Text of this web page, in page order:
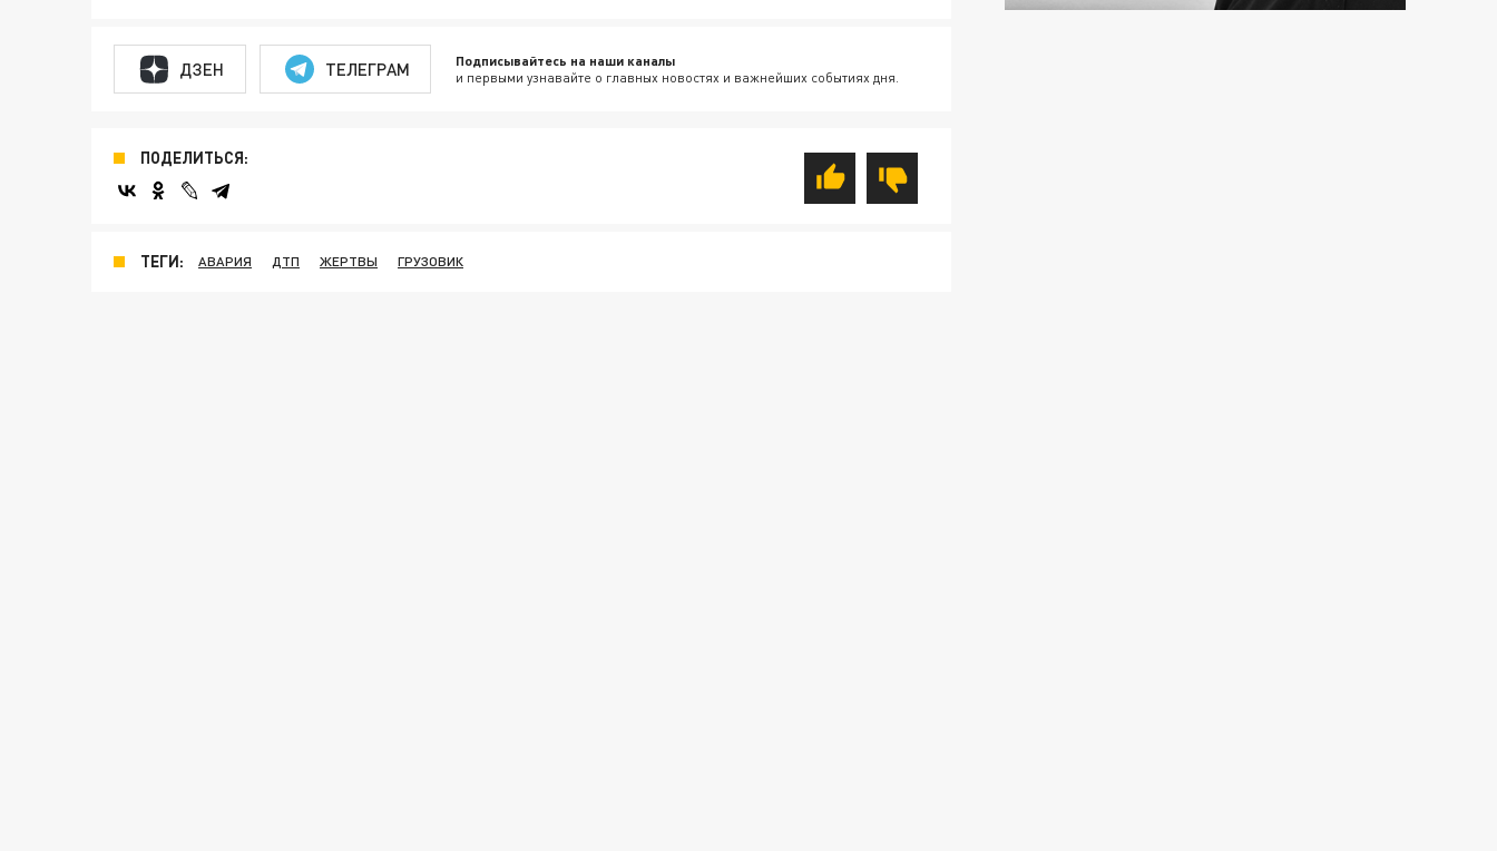
ДЗЕН ТЕЛЕГРАМ Подписывайтесь на наши каналы
и первыми узнавайте о главных новостях и важнейших событиях дня.
ПОДЕЛИТЬСЯ:
ТЕГИ: АВАРИЯ ДТП ЖЕРТВЫ ГРУЗОВИК